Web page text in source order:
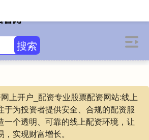
搜索
上开户_配资专业股票配资网站:线上
于为投资者提供安全、合规的配资服
一个透明、可靠的线上配资环境，让
实现财富增长。